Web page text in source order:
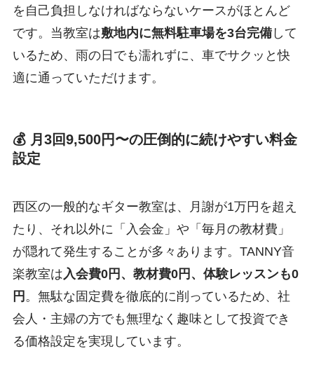
を自己負担しなければならないケースがほとんど
です。当教室は敷地内に無料駐車場を3台完備して
いるため、雨の日でも濡れずに、車でサクッと快
適に通っていただけます。
💰 月3回9,500円〜の圧倒的に続けやすい料金
設定
西区の一般的なギター教室は、月謝が1万円を超え
たり、それ以外に「入会金」や「毎月の教材費」
が隠れて発生することが多々あります。TANNY音
楽教室は入会費0円、教材費0円、体験レッスンも0
円 。無駄な固定費を徹底的に削っているため、社
会人・主婦の方でも無理なく趣味として投資でき
る価格設定を実現しています。